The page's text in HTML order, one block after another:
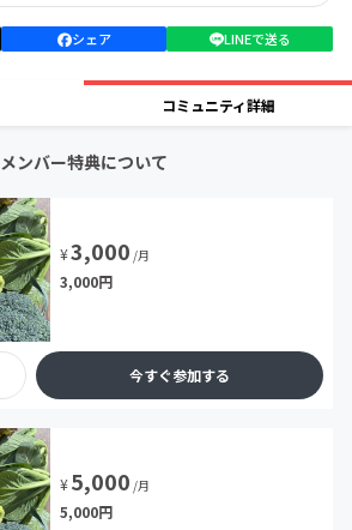
シェア LINEで送る
コミュニティ詳細
メンバー特典について
¥3,000 /月
3,000円
今すぐ参加する
¥5,000 /月
5,000円